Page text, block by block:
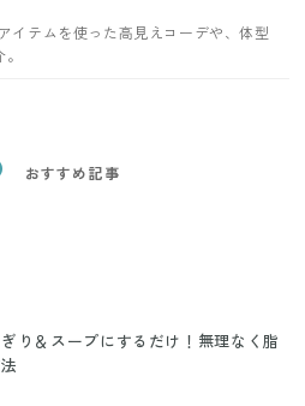
イテムを使った高見えコーデや、体型
おすすめ記事
り＆スープにするだけ！無理なく脂